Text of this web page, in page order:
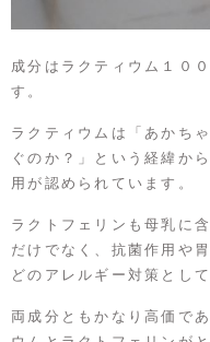
成分はラクティウム１０
す。
ラクティウムは「あかち
ぐのか？」という経緯か
用が認められています。
ラクトフェリンも母乳に
だけでなく、抗菌作用や
どのアレルギー対策とし
両成分ともかなり高価で